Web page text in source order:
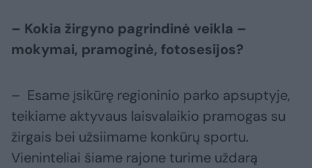
– Kokia žirgyno pagrindinė veikla –
mokymai, pramoginė, fotosesijos?
– Esame įsikūrę regioninio parko apsuptyje,
teikiame aktyvaus laisvalaikio pramogas su
žirgais bei užsiimame konkūrų sportu.
Vieninteliai šiame rajone turime uždarą